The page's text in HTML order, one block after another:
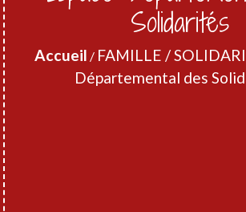
Solidarités
Accueil / FAMILLE /
Départemental des